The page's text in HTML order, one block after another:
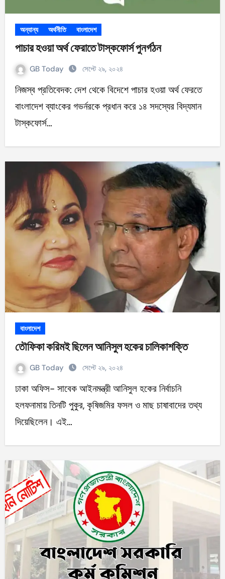
অন্যান্য অর্থনীতি বাংলাদেশ
পাচার হওয়া অর্থ ফেরাতে টাস্কফোর্স পুনর্গঠন
GB Today সেপ্টে ২৯, ২০২৪
নিজস্ব প্রতিবেদক: দেশ থেকে বিদেশে পাচার হওয়া অর্থ ফেরতে
বাংলাদেশ ব্যাংকের গভর্নরকে প্রধান করে ১৪ সদস্যের বিদ্যমান
টাস্কফোর্স…
বাংলাদেশ
তৌফিকা করিমই ছিলেন আনিসুল হকের চালিকাশক্তি
GB Today সেপ্টে ২৯, ২০২৪
ঢাকা অফিস- সাবেক আইনমন্ত্রী আনিসুল হকের নির্বাচনি
হলফনামায় তিনটি পুকুর, কৃষিজমির ফসল ও মাছ চাষাবাদের তথ্য
দিয়েছিলেন। এই…